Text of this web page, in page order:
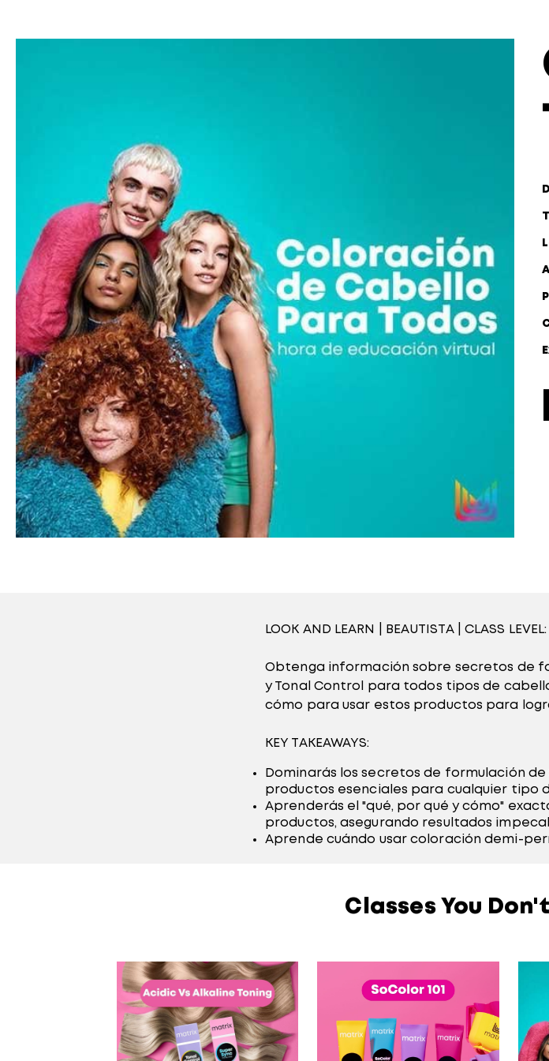
LOOK AND LEARN | BEAUTISTA | CLASS
Obtenga información sobre secretos de
y Tonal Control para todos tipos de
cómo para usar estos productos para
KEY TAKEAWAYS:
Dominarás los secretos de formulación de
productos esenciales para cualquier tipo
Aprenderás el "qué, por qué y cómo"
productos, asegurando resultados
Aprende cuándo usar coloración demi-
Classes You